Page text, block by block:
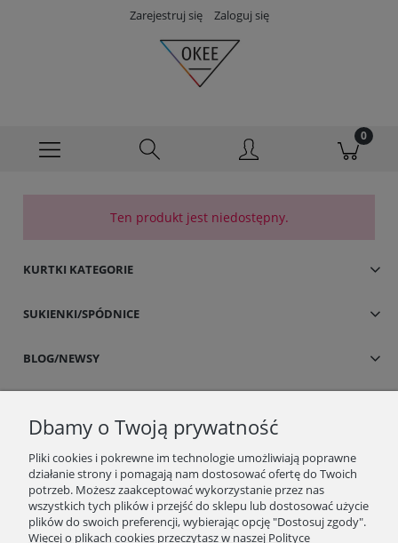
Zarejestruj się Zaloguj się
Ten produkt jest niedostępny.
KURTKI KATEGORIE
SUKIENKI/SPÓDNICE
BLOG/NEWSY
KONTAKT
ZWROTY/WYMIANY
Dbamy o Twoją prywatność
Pliki cookies i pokrewne im technologie umożliwiają poprawne
działanie strony i pomagają nam dostosować ofertę do Twoich
potrzeb. Możesz zaakceptować wykorzystanie przez nas
wszystkich tych plików i przejść do sklepu lub dostosować użycie
plików do swoich preferencji, wybierając opcję "Dostosuj zgody".
Więcej o plikach cookies przeczytasz w naszej Polityce